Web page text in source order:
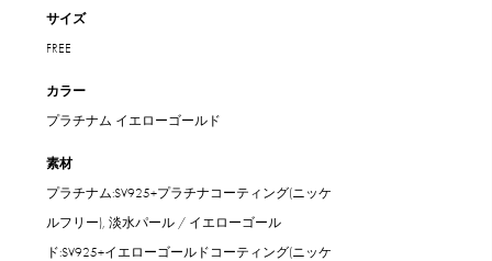
サイズ
FREE
カラー
プラチナム イエローゴールド
素材
プラチナム:SV925+プラチナコーティング(ニッケ
ルフリー), 淡水パール / イエローゴール
ド:SV925+イエローゴールドコーティング(ニッケ